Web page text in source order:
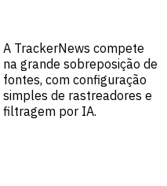
A TrackerNews compete
na grande sobreposição de
fontes, com configuração
simples de rastreadores e
filtragem por IA.